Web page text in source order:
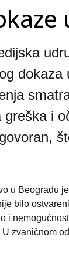
dokaza
greška i
u Beogradu
bilo
i
U zvaničnom